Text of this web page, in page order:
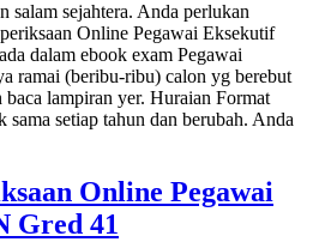
salam sejahtera. Anda perlukan
Online Pegawai Eksekutif
dalam ebook exam Pegawai
ramai (beribu-ribu) calon yg berebut
lampiran yer. Huraian Format
setiap tahun dan berubah. Anda
Online Pegawai
Gred 41